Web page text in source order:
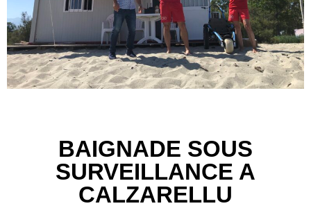
BAIGNADE SOUS
SURVEILLANCE A
CALZARELLU